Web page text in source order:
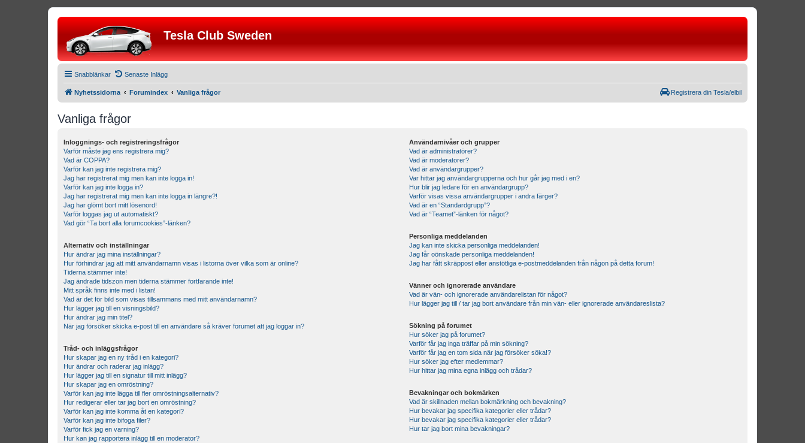
Tesla Club Sweden
Snabblänkar Senaste Inlägg
Nyhetssidorna Forumindex Vanliga frågor Registrera din Tesla/elbil
Vanliga frågor
Inloggnings- och registreringsfrågor
Varför måste jag ens registrera mig?
Vad är COPPA?
Varför kan jag inte registrera mig?
Jag har registrerat mig men kan inte logga in!
Varför kan jag inte logga in?
Jag har registrerat mig men kan inte logga in längre?!
Jag har glömt bort mitt lösenord!
Varför loggas jag ut automatiskt?
Vad gör “Ta bort alla forumcookies”-länken?
Alternativ och inställningar
Hur ändrar jag mina inställningar?
Hur förhindrar jag att mitt användarnamn visas i listorna över vilka som är online?
Tiderna stämmer inte!
Jag ändrade tidszon men tiderna stämmer fortfarande inte!
Mitt språk finns inte med i listan!
Vad är det för bild som visas tillsammans med mitt användarnamn?
Hur lägger jag till en visningsbild?
Hur ändrar jag min titel?
När jag försöker skicka e-post till en användare så kräver forumet att jag loggar in?
Tråd- och inläggsfrågor
Hur skapar jag en ny tråd i en kategori?
Hur ändrar och raderar jag inlägg?
Hur lägger jag till en signatur till mitt inlägg?
Hur skapar jag en omröstning?
Varför kan jag inte lägga till fler omröstningsalternativ?
Hur redigerar eller tar jag bort en omröstning?
Varför kan jag inte komma åt en kategori?
Varför kan jag inte bifoga filer?
Varför fick jag en varning?
Hur kan jag rapportera inlägg till en moderator?
Användarnivåer och grupper
Vad är administratörer?
Vad är moderatorer?
Vad är användargrupper?
Var hittar jag användargrupperna och hur går jag med i en?
Hur blir jag ledare för en användargrupp?
Varför visas vissa användargrupper i andra färger?
Vad är en “Standardgrupp”?
Vad är “Teamet”-länken för något?
Personliga meddelanden
Jag kan inte skicka personliga meddelanden!
Jag får oönskade personliga meddelanden!
Jag har fått skräppost eller anstötliga e-postmeddelanden från någon på detta forum!
Vänner och ignorerade användare
Vad är vän- och ignorerade användarelistan för något?
Hur lägger jag till / tar jag bort användare från min vän- eller ignorerade användareslista?
Sökning på forumet
Hur söker jag på forumet?
Varför får jag inga träffar på min sökning?
Varför får jag en tom sida när jag försöker söka!?
Hur söker jag efter medlemmar?
Hur hittar jag mina egna inlägg och trådar?
Bevakningar och bokmärken
Vad är skillnaden mellan bokmärkning och bevakning?
Hur bevakar jag specifika kategorier eller trådar?
Hur bevakar jag specifika kategorier eller trådar?
Hur tar jag bort mina bevakningar?